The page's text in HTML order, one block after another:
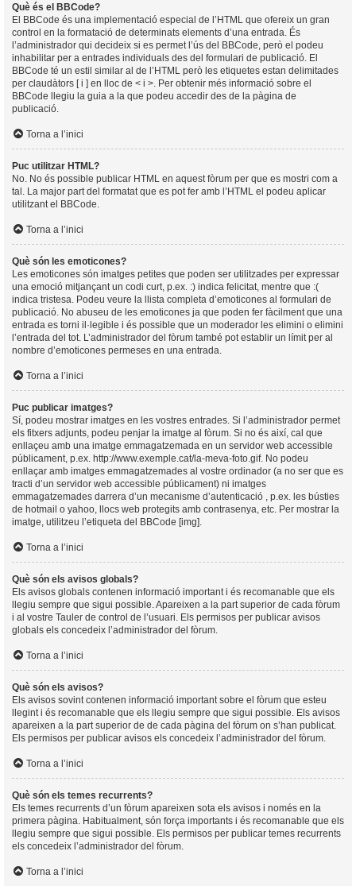
Què és el BBCode?
El BBCode és una implementació especial de l’HTML que ofereix un gran
control en la formatació de determinats elements d’una entrada. És
l’administrador qui decideix si es permet l’ús del BBCode, però el podeu
inhabilitar per a entrades individuals des del formulari de publicació. El
BBCode té un estil similar al de l’HTML però les etiquetes estan delimitades
per claudàtors [ i ] en lloc de < i >. Per obtenir més informació sobre el
BBCode llegiu la guia a la que podeu accedir des de la pàgina de
publicació.
Torna a l’inici
Puc utilitzar HTML?
No. No és possible publicar HTML en aquest fòrum per que es mostri com a
tal. La major part del formatat que es pot fer amb l’HTML el podeu aplicar
utilitzant el BBCode.
Torna a l’inici
Què són les emoticones?
Les emoticones són imatges petites que poden ser utilitzades per expressar
una emoció mitjançant un codi curt, p.ex. :) indica felicitat, mentre que :(
indica tristesa. Podeu veure la llista completa d’emoticones al formulari de
publicació. No abuseu de les emoticones ja que poden fer fàcilment que una
entrada es torni il·legible i és possible que un moderador les elimini o elimini
l’entrada del tot. L’administrador del fòrum també pot establir un límit per al
nombre d’emoticones permeses en una entrada.
Torna a l’inici
Puc publicar imatges?
Sí, podeu mostrar imatges en les vostres entrades. Si l’administrador permet
els fitxers adjunts, podeu penjar la imatge al fòrum. Si no és així, cal que
enllaçeu amb una imatge emmagatzemada en un servidor web accessible
públicament, p.ex. http://www.exemple.cat/la-meva-foto.gif. No podeu
enllaçar amb imatges emmagatzemades al vostre ordinador (a no ser que es
tracti d’un servidor web accessible públicament) ni imatges
emmagatzemades darrera d’un mecanisme d’autenticació , p.ex. les bústies
de hotmail o yahoo, llocs web protegits amb contrasenya, etc. Per mostrar la
imatge, utilitzeu l’etiqueta del BBCode [img].
Torna a l’inici
Què són els avisos globals?
Els avisos globals contenen informació important i és recomanable que els
llegiu sempre que sigui possible. Apareixen a la part superior de cada fòrum
i al vostre Tauler de control de l’usuari. Els permisos per publicar avisos
globals els concedeix l’administrador del fòrum.
Torna a l’inici
Què són els avisos?
Els avisos sovint contenen informació important sobre el fòrum que esteu
llegint i és recomanable que els llegiu sempre que sigui possible. Els avisos
apareixen a la part superior de de cada pàgina del fòrum on s’han publicat.
Els permisos per publicar avisos els concedeix l’administrador del fòrum.
Torna a l’inici
Què són els temes recurrents?
Els temes recurrents d’un fòrum apareixen sota els avisos i només en la
primera pàgina. Habitualment, són força importants i és recomanable que els
llegiu sempre que sigui possible. Els permisos per publicar temes recurrents
els concedeix l’administrador del fòrum.
Torna a l’inici